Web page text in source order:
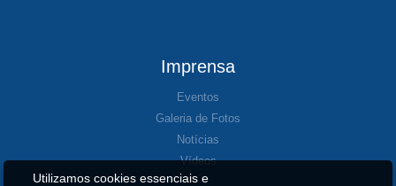
Imprensa
Eventos
Galeria de Fotos
Notícias
Vídeos
Utilizamos cookies essenciais e